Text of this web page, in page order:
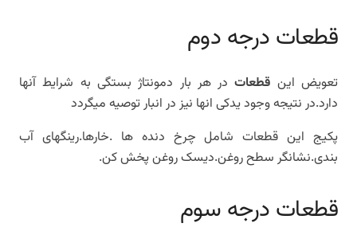
قطعات درجه دوم
تعویض این قطعاتدر هر بار دمونتاژ بستگی به شرایط آنها
دارد.در نتیجه وجود یدکی انها نیز در انبار توصیه میگردد
پکیج این قطعات شامل چرخ دنده ها .خارها.رینگهای آب
بندی.نشانگر سطح روغن.دیسک روغن پخش کن.
قطعات درجه سوم